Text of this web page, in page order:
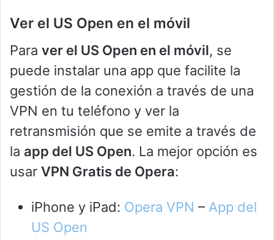
Ver el US Open en el móvil
Para ver el US Open en el móvil, se
puede instalar una app que facilite la
gestión de la conexión a través de una
VPN en tu teléfono y ver la
retransmisión que se emite a través de
la app del US Open. La mejor opción es
usar VPN Gratis de Opera:
iPhone y iPad: Opera VPN – App del
US Open